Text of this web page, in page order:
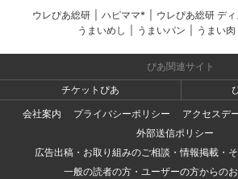
ウレぴあ総研 ハピママ* ウレぴあ総研 デ
うまいめし
うまいパン うまい肉
ぴあ関連サイト
チケットぴあ
会社案内
プライバシーポリシー
アクセスデ
外部送信ポリシー
広告出稿・お取り組みのご相談・情報掲載・
一般の読者の方・ユーザーの方からの